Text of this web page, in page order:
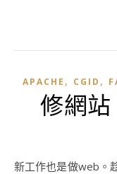
APACHE , CGID ,
修網站
新工作也是做web。趁著這個機會，上周末把二十年前的網站